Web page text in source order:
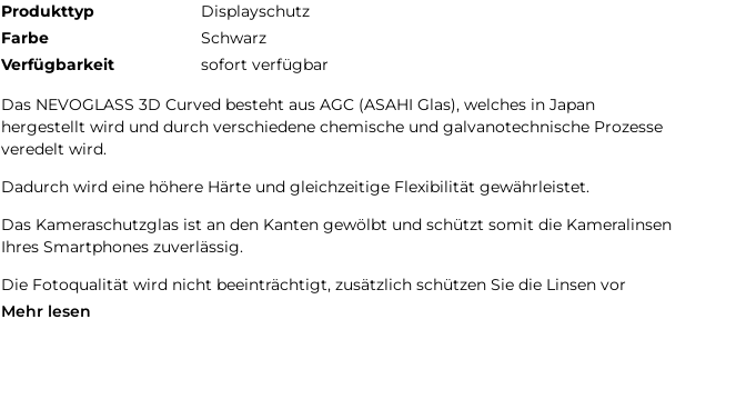
Produkttyp
Displayschutz
Farbe
Schwarz
Verfügbarkeit
sofort verfügbar
Das NEVOGLASS 3D Curved besteht aus AGC (ASAHI Glas), welches in Japan
hergestellt wird und durch verschiedene chemische und galvanotechnische Prozesse
veredelt wird.
Dadurch wird eine höhere Härte und gleichzeitige Flexibilität gewährleistet.
Das Kameraschutzglas ist an den Kanten gewölbt und schützt somit die Kameralinsen
Ihres Smartphones zuverlässig.
Die Fotoqualität wird nicht beeinträchtigt, zusätzlich schützen Sie die Linsen vor
Staubablagerungen in den Zwischenräumen.
Mehr lesen